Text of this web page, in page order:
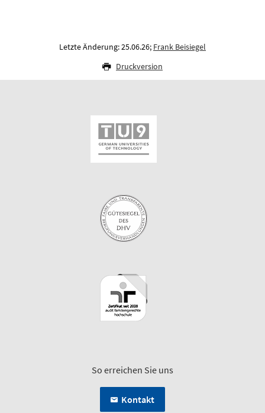
Letzte Änderung: 25.06.26; Frank Beisiegel
Druckversion
So erreichen Sie uns
Kontakt